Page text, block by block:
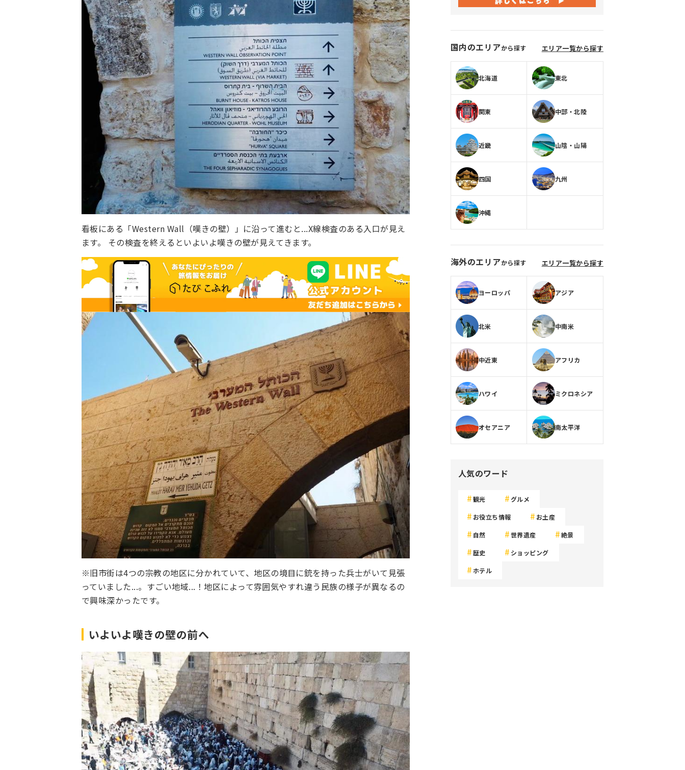
看板にある「Western Wall（嘆きの壁）」に沿って進むと...X線検査のある入口が見え
ます。 その検査を終えるといよいよ嘆きの壁が見えてきます。
※旧市街は4つの宗教の地区に分かれていて、地区の境目に銃を持った兵士がいて見張
っていました...。すごい地域...！地区によって雰囲気やすれ違う民族の様子が異なるの
で興味深かったです。
いよいよ嘆きの壁の前へ
国内のエリアから探す エリア一覧から探す
北海道 東北
関東 中部・北陸
近畿 山陰・山陽
四国 九州
沖縄
海外のエリアから探す エリア一覧から探す
ヨーロッパ アジア
北米 中南米
中近東 アフリカ
ハワイ ミクロネシア
オセアニア 南太平洋
人気のワード
観光 グルメ
お役立ち情報 お土産
自然 世界遺産 絶景
歴史 ショッピング
ホテル